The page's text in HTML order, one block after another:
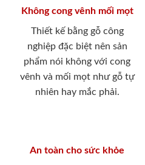
Không cong vênh mối mọt
Thiết kế bằng gỗ công
nghiệp đặc biệt nên sản
phẩm nói không với cong
vênh và mối mọt như gỗ tự
nhiên hay mắc phải.
An toàn cho sức khỏe